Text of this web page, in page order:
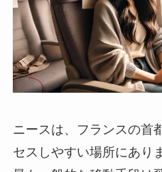
ニースは、フランスの首
セスしやすい場所にあり